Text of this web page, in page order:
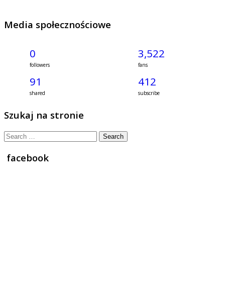
Media społecznościowe
0
followers
3,522
fans
91
shared
412
subscribe
Szukaj na stronie
Search
facebook